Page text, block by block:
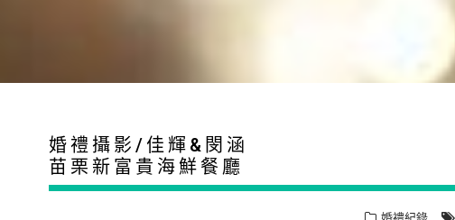
婚禮攝影/佳輝&閔涵
苗栗新富貴海鮮餐廳